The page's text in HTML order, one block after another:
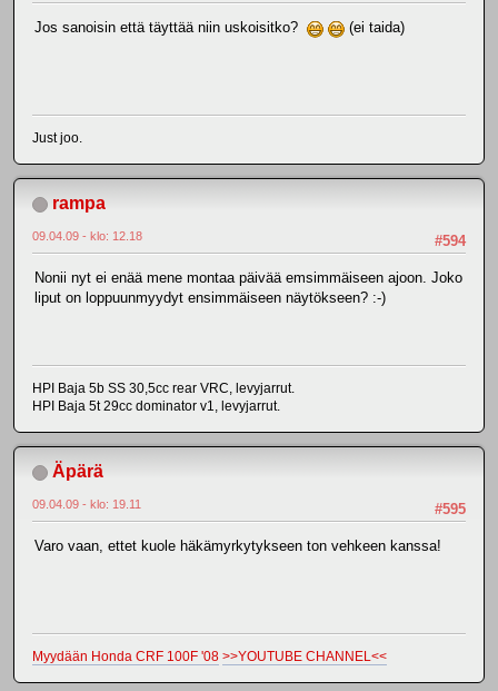
Jos sanoisin että täyttää niin uskoisitko? (ei taida)
Just joo.
rampa
#594
09.04.09 - klo: 12.18
Nonii nyt ei enää mene montaa päivää emsimmäiseen ajoon. Joko
liput on loppuunmyydyt ensimmäiseen näytökseen? :-)
HPI Baja 5b SS 30,5cc rear VRC, levyjarrut.
HPI Baja 5t 29cc dominator v1, levyjarrut.
Äpärä
#595
09.04.09 - klo: 19.11
Varo vaan, ettet kuole häkämyrkytykseen ton vehkeen kanssa!
Myydään Honda CRF 100F '08 >>YOUTUBE CHANNEL<<